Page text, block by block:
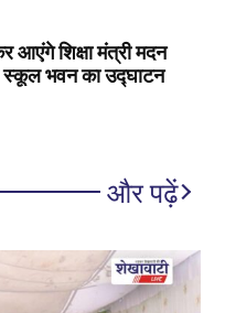
आएंगे शिक्षा मंत्री मदन
स्कूल भवन का उद्घाटन
और पढ़ें